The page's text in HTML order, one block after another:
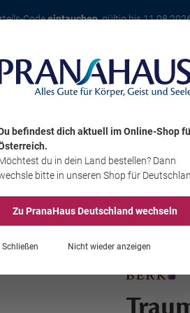
Codeeintauchen, gültig bis
Karte
Edelsteine Wohnambiente
Sale
befindest dich aktuell im Online-Shop
.
du in dein Land bestellen? Dann
bitte in unseren Shop für
Zu PranaHausDeutschland wechseln
Schließen Nicht wieder anzeigen